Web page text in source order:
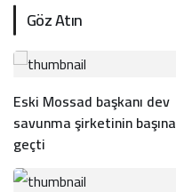
Göz Atın
Eski Mossad başkanı dev
savunma şirketinin başına
geçti